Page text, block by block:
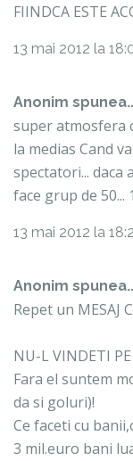
FIINDCA ESTE
13 mai 2012 la
Anonim
super atmosfera
la medias Cand
spectatori... daca
face grup de 50...
13 mai 2012 la
Anonim
Repet un MESAJ
NU-L VINDETI
Fara el suntem
da si goluri)!
Ce faceti cu
3 mil.euro bani